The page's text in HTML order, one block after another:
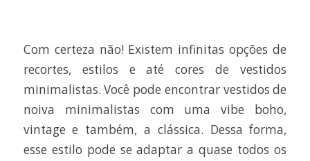
Com certeza não! Existem infinitas opções de
recortes, estilos e até cores de vestidos
minimalistas. Você pode encontrar vestidos de
noiva minimalistas com uma vibe boho,
vintage e também, a clássica. Dessa forma,
esse estilo pode se adaptar a quase todos os